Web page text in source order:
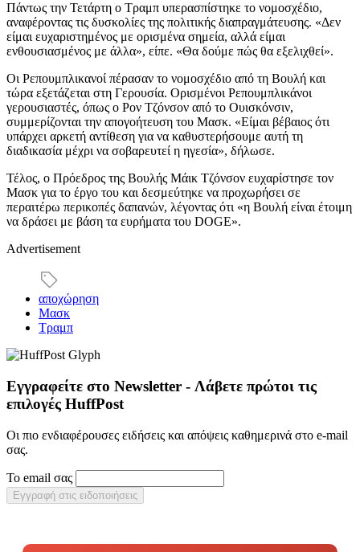
Πάντως την Τετάρτη ο Τραμπ υπερασπίστηκε το νομοσχέδιο,
αναφέροντας τις δυσκολίες της πολιτικής διαπραγμάτευσης. «Δεν
είμαι ευχαριστημένος με ορισμένα σημεία, αλλά είμαι
ενθουσιασμένος με άλλα», είπε. «Θα δούμε πώς θα εξελιχθεί».
Οι Ρεπουμπλικανοί πέρασαν το νομοσχέδιο από τη Βουλή και
τώρα εξετάζεται στη Γερουσία. Ορισμένοι Ρεπουμπλικάνοι
γερουσιαστές, όπως ο Ρον Τζόνσον από το Ουισκόνσιν,
συμμερίζονται την απογοήτευση του Μασκ. «Είμαι βέβαιος ότι
υπάρχει αρκετή αντίθεση για να καθυστερήσουμε αυτή τη
διαδικασία μέχρι να σοβαρευτεί η ηγεσία», δήλωσε.
Τέλος, ο Πρόεδρος της Βουλής Μάικ Τζόνσον ευχαρίστησε τον
Μασκ για το έργο του και δεσμεύτηκε να προχωρήσει σε
περαιτέρω περικοπές δαπανών, λέγοντας ότι «η Βουλή είναι έτοιμη
να δράσει με βάση τα ευρήματα του DOGE».
Advertisement
αποχώρηση
Μασκ
Τραμπ
Εγγραφείτε στο Newsletter - Λάβετε πρώτοι τις
επιλογές HuffPost
Οι πιο ενδιαφέρουσες ειδήσεις και απόψεις καθημερινά στο e-mail
σας.
Το email σας
Εγγραφή στις ειδοποιήσεις